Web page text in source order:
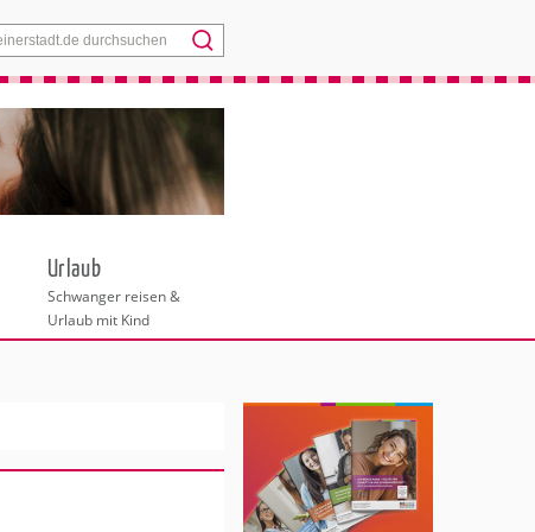
Menü
Urlaub
Schwanger reisen &
Urlaub mit Kind